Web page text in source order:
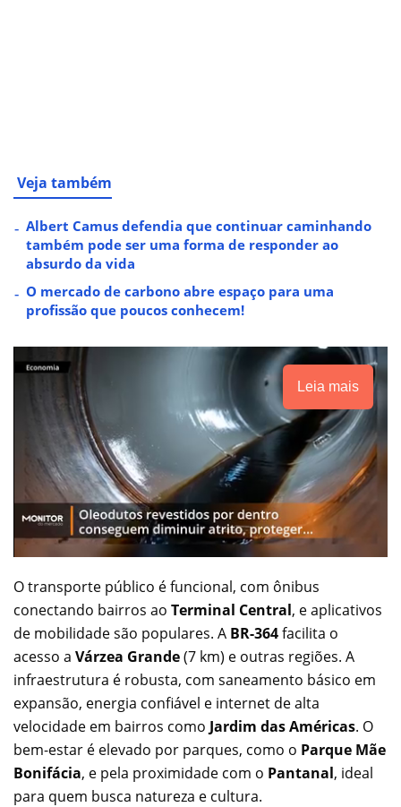
Veja também
Albert Camus defendia que continuar caminhando
também pode ser uma forma de responder ao
absurdo da vida
O mercado de carbono abre espaço para uma
profissão que poucos conhecem!
Leia mais
O transporte público é funcional, com ônibus
conectando bairros ao Terminal Central, e aplicativos
de mobilidade são populares. A BR-364facilita o
acesso a Várzea Grande(7 km) e outras regiões. A
infraestrutura é robusta, com saneamento básico em
expansão, energia confiável e internet de alta
velocidade em bairros como Jardim das Américas. O
bem-estar é elevado por parques, como o Parque Mãe
Bonifácia, e pela proximidade com o Pantanal, ideal
para quem busca natureza e cultura.